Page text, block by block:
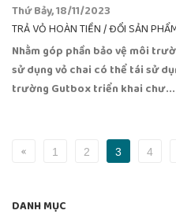
Thứ Bảy, 18/11/2023
TRẢ VỎ HOÀN TIỀN / ĐỔI SẢN
Nhằm góp phần bảo vệ môi
sử dụng vỏ chai có thể tái sử
trường Gutbox triển khai chư...
1 2 3 4
DANH MỤC